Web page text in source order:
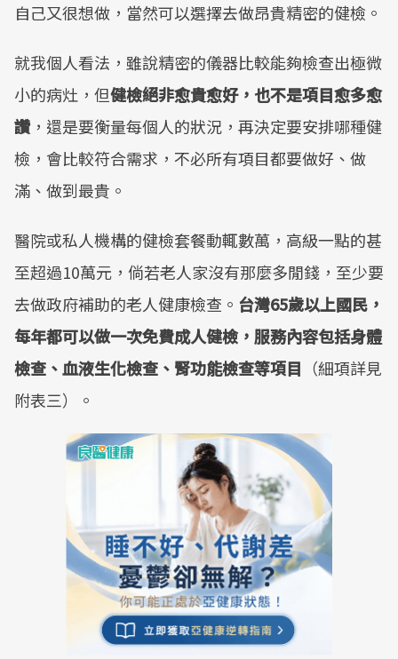
自己又很想做，當然可以選擇去做昂貴精密的健檢。
就我個人看法，雖說精密的儀器比較能夠檢查出極微
小的病灶，但健檢絕非愈貴愈好，也不是項目愈多愈
讚，還是要衡量每個人的狀況，再決定要安排哪種健
檢，會比較符合需求，不必所有項目都要做好、做
滿、做到最貴。
醫院或私人機構的健檢套餐動輒數萬，高級一點的甚
至超過10萬元，倘若老人家沒有那麼多閒錢，至少要
去做政府補助的老人健康檢查。 台灣65歲以上國民，
每年都可以做一次免費成人健檢，服務內容包括身體
檢查、血液生化檢查、腎功能檢查等項目 （細項詳見
附表三）。